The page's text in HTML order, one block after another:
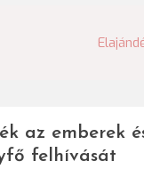
az emberek
felhívását